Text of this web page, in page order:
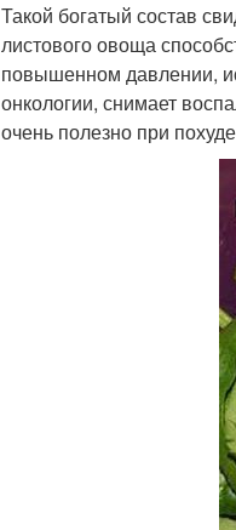
Такой богатый состав
листового овоща
повышенном давлении,
онкологии, снимает
очень полезно при